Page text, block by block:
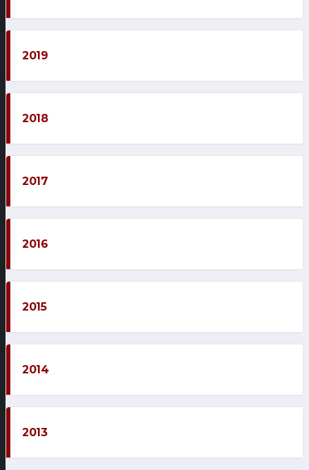
2019
2018
2017
2016
2015
2014
2013